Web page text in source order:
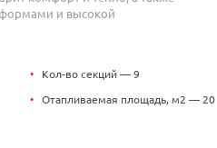
и высокой
• Кол-во секций — 9
• Отапливаемая площадь, м2 — 20